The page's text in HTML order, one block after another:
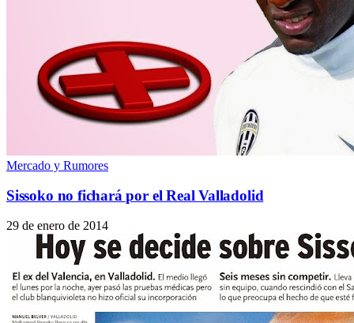
Mercado y Rumores
Sissoko no fichará por el Real Valladolid
29 de enero de 2014